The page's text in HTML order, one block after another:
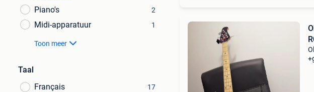
Piano's 2
Midi-apparatuur 1
Toon meer
Taal
Français
17